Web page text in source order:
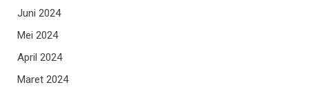
Juni 2024
Mei 2024
April 2024
Maret 2024